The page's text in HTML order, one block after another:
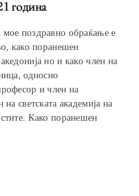
година
поздравно обраќање е
како поранешен
но и како член на
односно
и член на
на светската академија на
Како поранешен